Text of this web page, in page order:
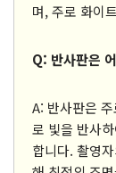
며, 주로 화이
Q: 반사판은
A: 반사판은
로 빛을 반사
합니다. 촬영